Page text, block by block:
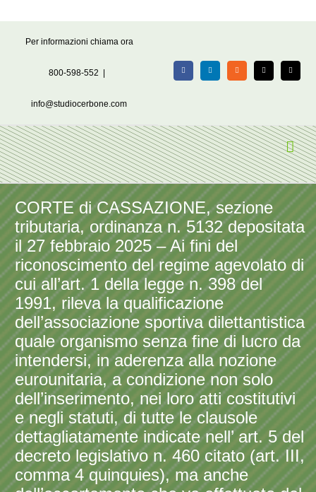
Per informazioni chiama ora
800-598-552
info@studiocerbone.com
FacebookLinkedIn Rss X Email
CORTE di CASSAZIONE, sezione
tributaria, ordinanza n. 5132 depositata
il 27 febbraio 2025 – Ai fini del
riconoscimento del regime agevolato di
cui all’art. 1 della legge n. 398 del
1991, rileva la qualificazione
dell’associazione sportiva dilettantistica
quale organismo senza fine di lucro da
intendersi, in aderenza alla nozione
eurounitaria, a condizione non solo
dell’inserimento, nei loro atti costitutivi
e negli statuti, di tutte le clausole
dettagliatamente indicate nell’ art. 5 del
decreto legislativo n. 460 citato (art. III,
comma 4 quinquies), ma anche